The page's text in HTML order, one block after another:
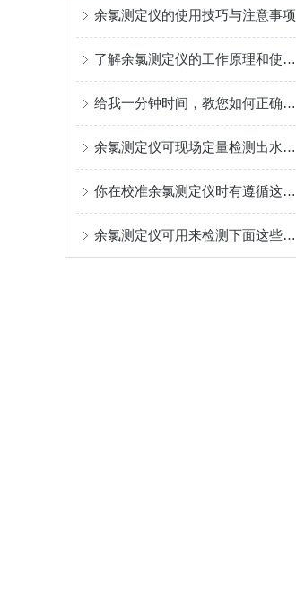
余氯测定仪的使用技巧与注意事项
了解余氯测定仪的工作原理和使用方法
给我一分钟时间，教您如何正确校准余氯测定仪！
余氯测定仪可现场定量检测出水样中余氯的含量
你在校准余氯测定仪时有遵循这些原则吗？
余氯测定仪可用来检测下面这些数据